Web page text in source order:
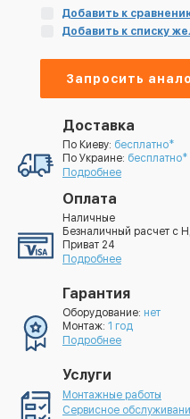
Добавить к
Добавить к списку
Запросить
Доставка
По Киеву: бесплатно*
По Украине: бесплатно*
Подробнее
Оплата
Наличные
Безналичный расчет с
Приват 24
Подробнее
Гарантия
Оборудование: нет
Монтаж: 1 год
Подробнее
Услуги
Монтажные работы
Сервисное